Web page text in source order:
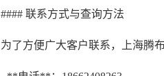
#### 联系方式与查询方法
为了方便广大客户联系，上海腾